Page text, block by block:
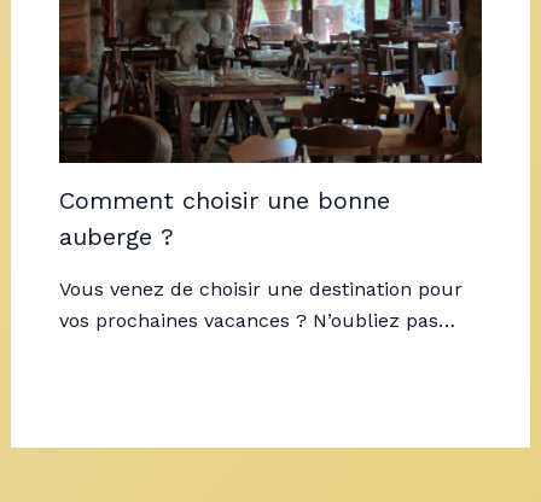
Comment choisir une bonne
auberge ?
Vous venez de choisir une destination pour
vos prochaines vacances ? N’oubliez pas…